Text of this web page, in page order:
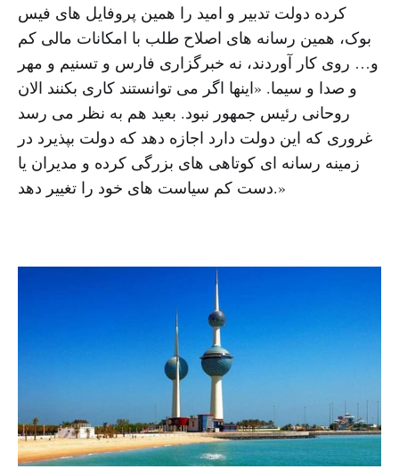
کرده دولت تدبیر و امید را همین پروفایل های فیس
بوک، همین رسانه های اصلاح طلب با امکانات مالی کم
و… روی کار آوردند، نه خبرگزاری فارس و تسنیم و مهر
و صدا و سیما. «اینها اگر می توانستند کاری بکنند الان
روحانی رئیس جمهور نبود. بعید هم به نظر می رسد
غروری که این دولت دارد اجازه دهد که دولت بپذیرد در
زمینه رسانه ای کوتاهی های بزرگی کرده و مدیران یا
دست کم سیاست های خود را تغییر دهد.»